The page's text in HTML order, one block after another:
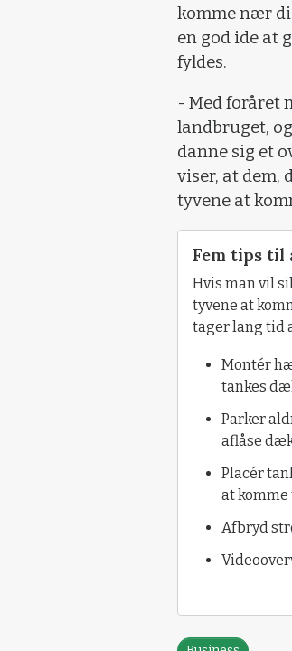
komme nær
en god ide at
fyldes.
- Med foråret
landbruget,
danne sig et
viser, at dem,
tyvene at
Fem tips til
Hvis man vil
tyvene at
tager lang tid
Montér
tankes
Parker
aflåse
Placér
at komme
Afbryd